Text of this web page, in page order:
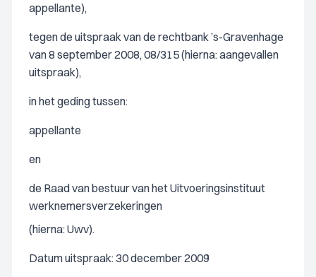
appellante),
tegen de uitspraak van de rechtbank ’s-Gravenhage
van 8 september 2008, 08/315 (hierna: aangevallen
uitspraak),
in het geding tussen:
appellante
en
de Raad van bestuur van het Uitvoeringsinstituut
werknemersverzekeringen
(hierna: Uwv).
Datum uitspraak: 30 december 2009